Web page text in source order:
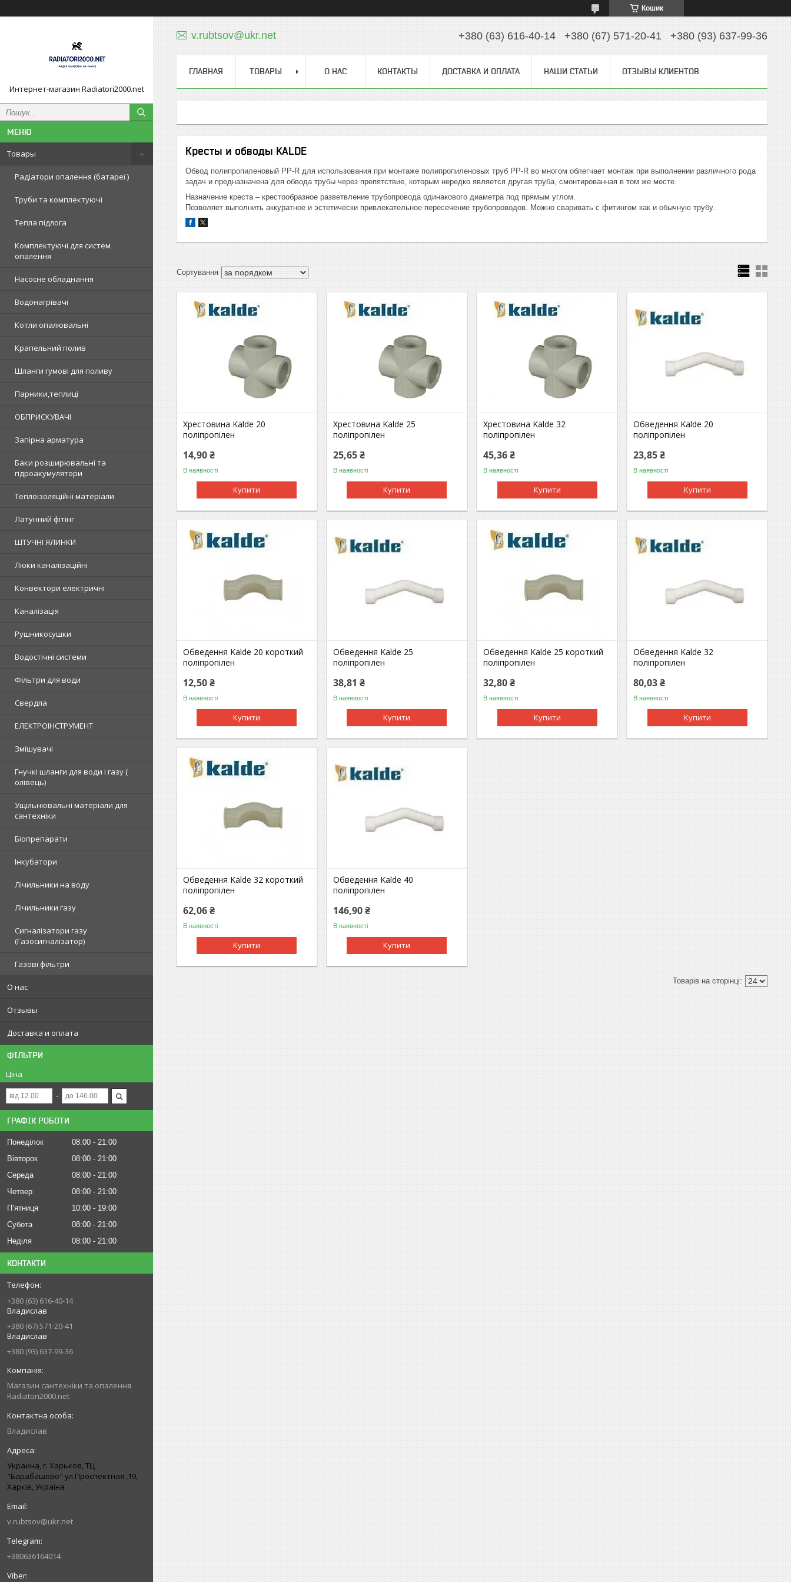
Кошик
Интернет-магазин Radiatori2000.net
Товары
Радіатори опалення (батареї )
Труби та комплектуючі
Тепла підлога
Комплектуючі для систем
опалення
Насосне обладнання
Водонагрівачі
Котли опалювальні
Крапельний полив
Шланги гумові для поливу
Парники,теплиці
ОБПРИСКУВАЧІ
Запірна арматура
Баки розширювальні та
гідроакумулятори
Теплоізоляційні матеріали
Латунний фітінг
ШТУЧНІ ЯЛИНКИ
Люки каналізаційні
Конвектори електричні
Каналізація
Рушникосушки
Водостічні системи
Фільтри для води
Свердла
ЕЛЕКТРОІНСТРУМЕНТ
Змішувачі
Гнучкі шланги для води і газу (
олівець)
Ущільнювальні матеріали для
сантехніки
Біопрепарати
Інкубатори
Лічильники на воду
Лічильники газу
Сигналізатори газу
(Газосигналізатор)
Газові фільтри
О нас
Отзывы
Доставка и оплата
ФІЛЬТРИ
Ціна
ГРАФІК РОБОТИ
Понеділок 08:00
21:00
Вівторок
08:00
21:00
Середа
08:00
21:00
Четвер
08:00
21:00
Пʼятниця
10:00
19:00
Субота
08:00
21:00
Неділя
08:00 21:00
КОНТАКТИ
+380 (63) 616-40-14
Владислав
+380 (67) 571-20-41
Владислав
+380 (93) 637-99-36
Магазин сантехніки та опалення
Radiatori2000.net
Владислав
Украина, г. Харьков, ТЦ
"Барабашово" ул.Проспектная ,19,
Харків, Україна
v.rubtsov@ukr.net
+380636164014
v.rubtsov@ukr.net +380 (63) 616-40-14 +380 (67) 571-20-41 +380 (93) 637-99-36
ГЛАВНАЯ ТОВАРЫ О НАС КОНТАКТЫ ДОСТАВКА И ОПЛАТА НАШИ СТАТЬИ ОТЗЫВЫ КЛИЕНТОВ
Кресты и обводы KALDE
Обвод полипропиленовый PP-R для использования при монтаже полипропиленовых труб PP-R во многом облегчает монтаж при выполнении различного рода
задач и предназначена для обвода трубы через препятствие, которым нередко является другая труба, смонтированная в том же месте.
Назначение креста – крестообразное разветвление трубопровода одинакового диаметра под прямым углом.
Позволяет выполнить аккуратное и эстетически привлекательное пересечение трубопроводов. Можно сваривать с фитингом как и обычную трубу.
Хрестовина Kalde 20
поліпропілен
14,90 ₴
В наявності
Купити
Хрестовина Kalde 25
поліпропілен
25,65 ₴
В наявності
Купити
Хрестовина Kalde 32
поліпропілен
45,36 ₴
В наявності
Купити
Обведення Kalde 20
поліпропілен
23,85 ₴
В наявності
Купити
Обведення Kalde 20 короткий
поліпропілен
12,50 ₴
В наявності
Купити
Обведення Kalde 25
поліпропілен
38,81 ₴
В наявності
Купити
Обведення Kalde 25 короткий
поліпропілен
32,80 ₴
В наявності
Купити
Обведення Kalde 32
поліпропілен
80,03 ₴
В наявності
Купити
Обведення Kalde 32 короткий
поліпропілен
62,06 ₴
В наявності
Купити
Обведення Kalde 40
поліпропілен
146,90 ₴
В наявності
Купити